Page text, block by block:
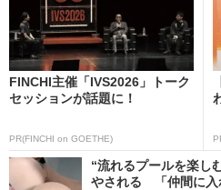
FINCHI主催「IVS2026」トーク
セッションが話題に！
PR(FINCHI on GOETHE)
“流れるプールを楽し
やされる 「仲間に入